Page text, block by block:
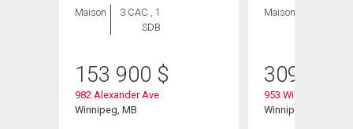
Maison
3 CAC , 1
SDB
153 900 $
982 Alexander Ave
Winnipeg, MB
Maison
309 000
953 William Ave
Winnipeg, MB